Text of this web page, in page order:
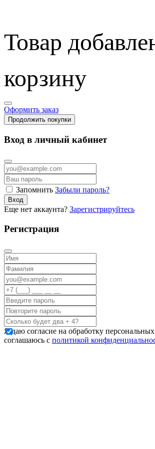
Товар
корзину
Оформить заказ
Продолжить покупки
Вход в личный кабинет
Запомнить Забыли пароль?
Вход
Еще нет аккаунта? Зарегистрируйтесь
Регистрация
Я даю согласие на обработку
соглашаюсь с политикой